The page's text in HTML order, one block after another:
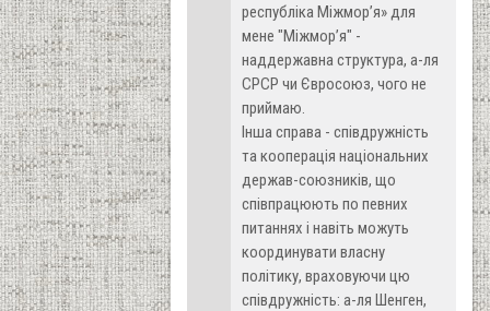
республіка Міжмор’я»для
мене "Міжмор’я" -
наддержавна структура, а-ля
СРСР чи Євросоюз, чого не
приймаю.
Інша справа - співдружність
та кооперація національних
держав-союзників, що
співпрацюють по певних
питаннях і навіть можуть
координувати власну
політику, враховуючи цю
співдружність: а-ля Шенген,